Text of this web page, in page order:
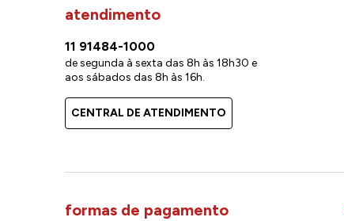
atendimento
11 91484-1000
de segunda à sexta das 8h às 18h30 e
aos sábados das 8h às 16h.
CENTRAL DE ATENDIMENTO
formas de pagamento